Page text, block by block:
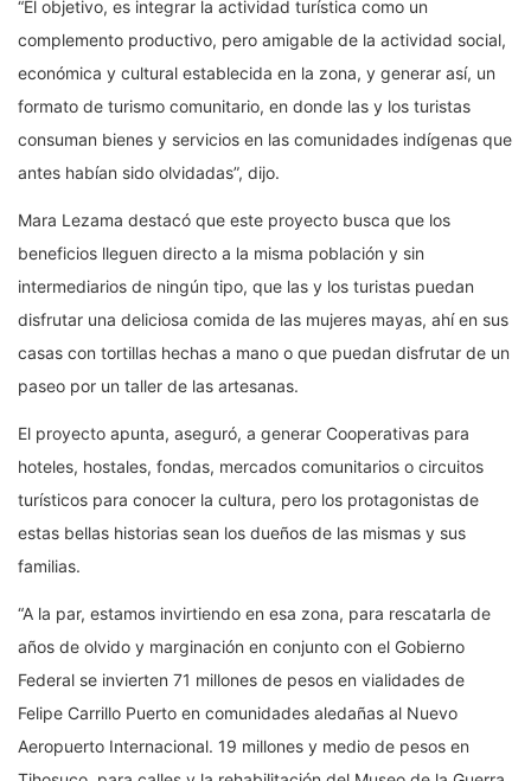
“El objetivo, es integrar la actividad turística como un
complemento productivo, pero amigable de la actividad social,
económica y cultural establecida en la zona, y generar así, un
formato de turismo comunitario, en donde las y los turistas
consuman bienes y servicios en las comunidades indígenas que
antes habían sido olvidadas”, dijo.
Mara Lezama destacó que este proyecto busca que los
beneficios lleguen directo a la misma población y sin
intermediarios de ningún tipo, que las y los turistas puedan
disfrutar una deliciosa comida de las mujeres mayas, ahí en sus
casas con tortillas hechas a mano o que puedan disfrutar de un
paseo por un taller de las artesanas.
El proyecto apunta, aseguró, a generar Cooperativas para
hoteles, hostales, fondas, mercados comunitarios o circuitos
turísticos para conocer la cultura, pero los protagonistas de
estas bellas historias sean los dueños de las mismas y sus
familias.
“A la par, estamos invirtiendo en esa zona, para rescatarla de
años de olvido y marginación en conjunto con el Gobierno
Federal se invierten 71 millones de pesos en vialidades de
Felipe Carrillo Puerto en comunidades aledañas al Nuevo
Aeropuerto Internacional. 19 millones y medio de pesos en